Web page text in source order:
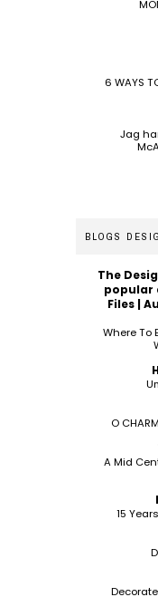
6 WAYS
Jag
BLOGS
The
popular
Files |
Where To
O
A Mid
15